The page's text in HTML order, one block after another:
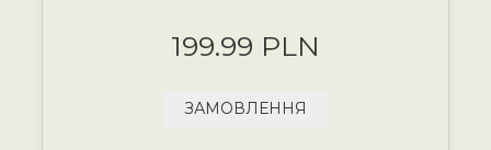
199.99 PLN
ЗАМОВЛЕННЯ